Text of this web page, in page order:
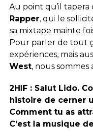
Au point qu’il tapera
Rapper, qui le
sa mixtape mainte
Pour parler de tout
expériences, mais
West, nous sommes
2HIF : Salut Lido.
histoire de cerner
Comment tu as
C’est la musique